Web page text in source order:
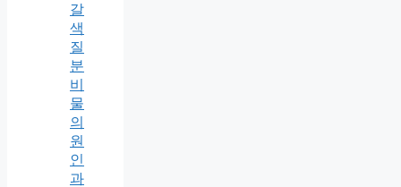
갈
색
질
분
비
물
의
원
인
과